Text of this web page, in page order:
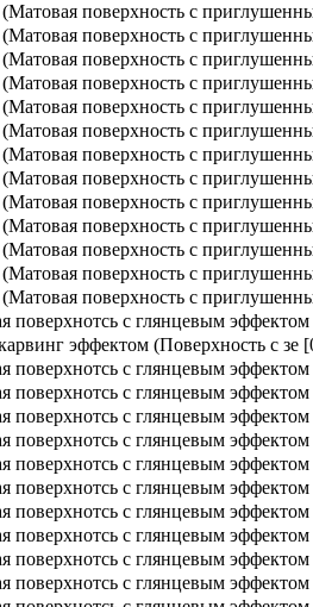
поверхность с
поверхность с
поверхность с
поверхность с
поверхность с
поверхность с
поверхность с
поверхность с
поверхность с
поверхность с
поверхность с
поверхность с
поверхность с
поверхнотсь с глянцевым эффектом
эффектом (Поверхность с зе
поверхнотсь с глянцевым эффектом
поверхнотсь с глянцевым эффектом
поверхнотсь с глянцевым эффектом
поверхнотсь с глянцевым эффектом
поверхнотсь с глянцевым эффектом
поверхнотсь с глянцевым эффектом
поверхнотсь с глянцевым эффектом
поверхнотсь с глянцевым эффектом
поверхнотсь с глянцевым эффектом
поверхнотсь с глянцевым эффектом